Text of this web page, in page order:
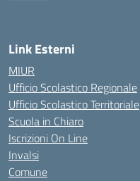
Link Esterni
MIUR
Ufficio Scolastico Regionale
Ufficio Scolastico Territoriale
Scuola in Chiaro
Iscrizioni On Line
Invalsi
Comune